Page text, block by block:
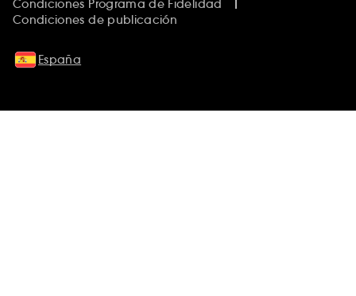
Condiciones Programa de Fidelidad
Condiciones de publicación
España